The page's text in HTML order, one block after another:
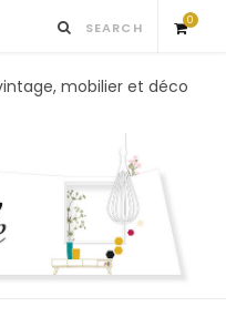
0
S
p
mobilier et déco